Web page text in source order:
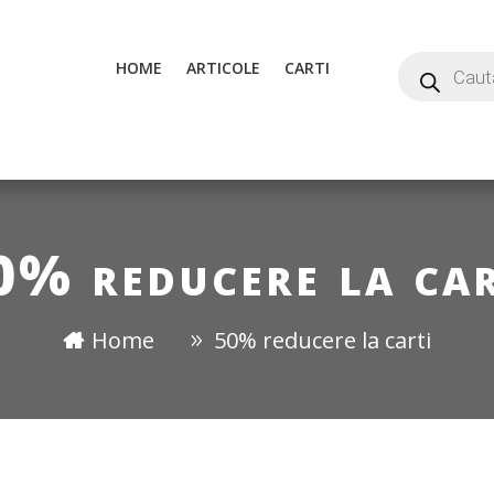
HOME ARTICOLE CARTI
reducere la
Home 50% reducere la carti